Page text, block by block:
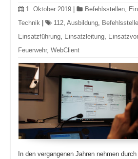
1. Oktober 2019 | Befehlsstellen
Technik | 112 ,Ausbildung
Einsatzführung Einsatzleitung
Feuerwehr,WebClient
In den vergangenen Jahren nehmen